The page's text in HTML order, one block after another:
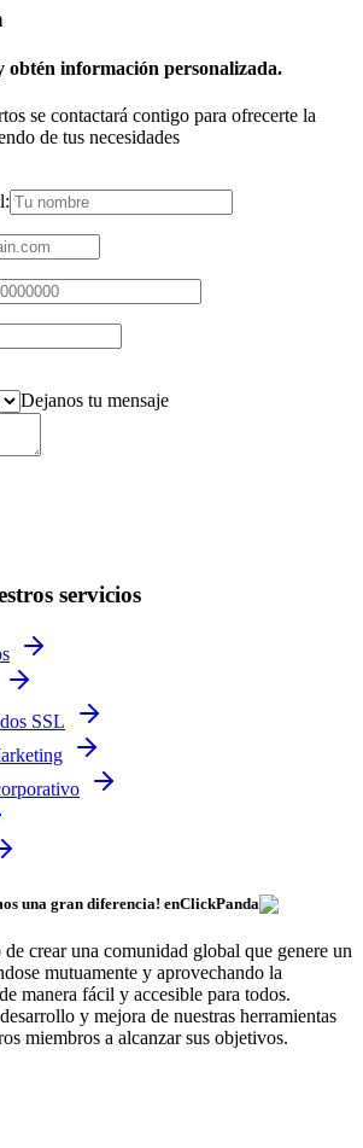
información personalizada.
se contactará contigo para ofrecerte la
de tus necesidades
Dejanos tu mensaje
servicios
SSL
una gran diferencia! enClickPanda
crear una comunidad global que genere un
mutuamente y aprovechando la
manera fácil y accesible para todos.
y mejora de nuestras herramientas
miembros a alcanzar sus objetivos.